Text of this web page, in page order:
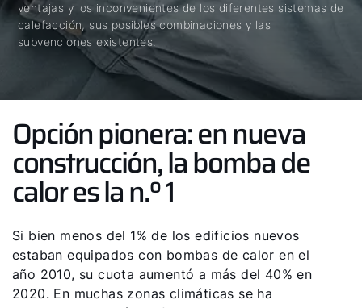
ventajas y los inconvenientes de los diferentes sistemas de
calefacción, sus posibles combinaciones y las
subvenciones existentes.
Opción pionera: en nueva
construcción, la bomba de
calor es la n.º 1
Si bien menos del 1% de los edificios nuevos
estaban equipados con bombas de calor en el
año 2010, su cuota aumentó a más del 40% en
2020. En muchas zonas climáticas se ha